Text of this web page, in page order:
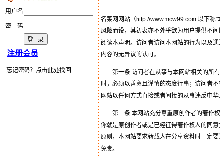
用户名
密 码
注册会员
忘记密码？点击此处找回
名菜网网站（http://www.mcw99.com 以下称
风险而设，其初衷亦不外乎欲为用户提供不
阅读本声明。访问者访问本网站的行为以及
内容的无异议的认可。
第一条 访问者在从事与本网站相关的所有
时，必须以善意且谨慎的态度行事；访问者
网站以任何方式直接或者间接的从事违反中
第二条 本网站充分尊重原创作者的著作权
你就是原创作者或是已经征得著作权人的同
原则，本网站要求转载人在分享资料时一定
免责。